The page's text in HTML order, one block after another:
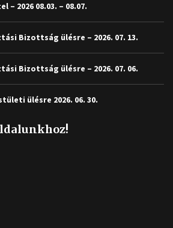
2026 08.03. – 08.07.
Bizottság ülésre – 2026. 07. 13.
Bizottság ülésre – 2026. 07. 06.
ülésre 2026. 06. 30.